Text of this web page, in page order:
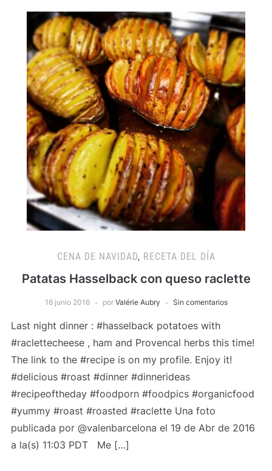
CENA DE NAVIDAD, RECETA DEL DÍA
Patatas Hasselback con queso raclette
16 junio 2016 por Valérie Aubry Sin comentarios
Last night dinner : #hasselback potatoes with
#raclettecheese , ham and Provencal herbs this time!
The link to the #recipe is on my profile. Enjoy it!
#delicious #roast #dinner #dinnerideas
#recipeoftheday #foodporn #foodpics #organicfood
#yummy #roast #roasted #raclette Una foto
publicada por @valenbarcelona el 19 de Abr de 2016
a la(s) 11:03 PDT Me […]